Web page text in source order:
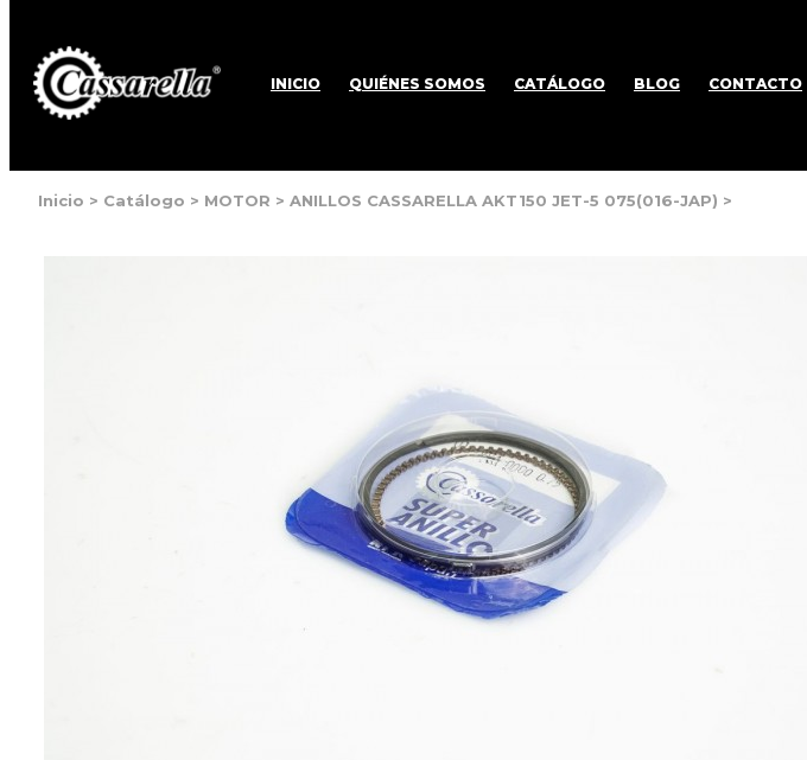
INICIO QUIÉNES SOMOS CATÁLOGO BLOG CONTACTO
Inicio > Catálogo > MOTOR > ANILLOS CASSARELLA AKT150 JET-5 075(016-JAP) >